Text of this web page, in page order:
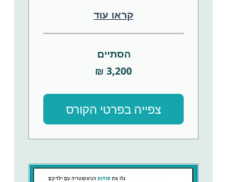
קראו עוד
הסתיים
צפייה בפרטי הקורס